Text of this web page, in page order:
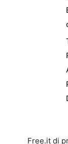
Free.it di